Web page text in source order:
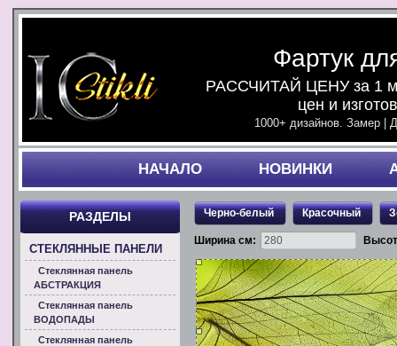
Фартук
РАССЧИТАЙ ЦЕНУ за 1
цен и
1000+ дизайнов. Замер |
НАЧАЛO НОВИНКИ
Черно-белый Красочный
Ширина см:
РАЗДЕЛЫ
СТЕКЛЯННЫЕ ПАНЕЛИ
Стеклянная панель
АБСТРАКЦИЯ
Стеклянная панель
ВОДОПАДЫ
Стеклянная панель